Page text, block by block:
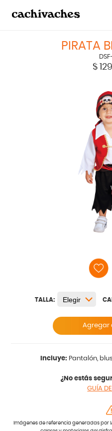
PIRATA
$
TALLA:
Agregar
Incluye: Pantalón,
¿No estás
GUÍA
Imágenes de referencia generadas por